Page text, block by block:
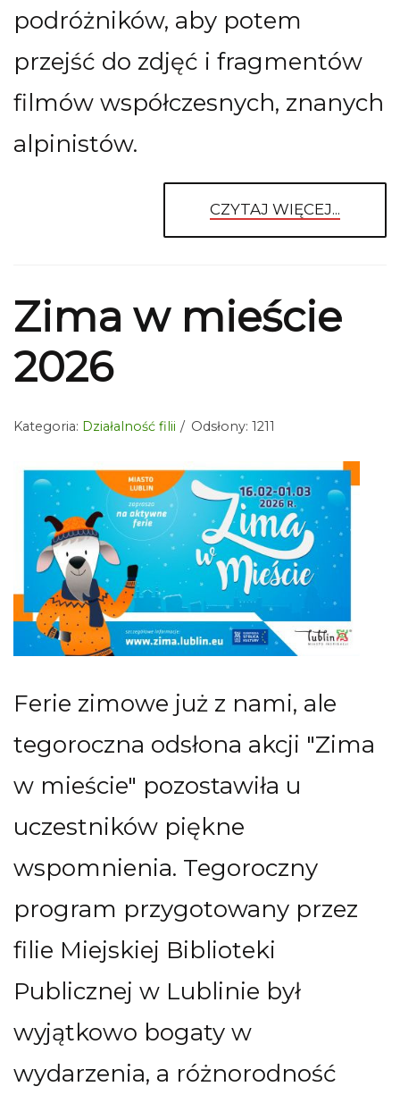
podróżników, aby potem
przejść do zdjęć i fragmentów
filmów współczesnych, znanych
alpinistów.
CZYTAJ WIĘCEJ...
Zima w mieście
2026
Kategoria: Działalność filii Odsłony: 1211
Ferie zimowe już z nami, ale
tegoroczna odsłona akcji "Zima
w mieście" pozostawiła u
uczestników piękne
wspomnienia. Tegoroczny
program przygotowany przez
filie Miejskiej Biblioteki
Publicznej w Lublinie był
wyjątkowo bogaty w
wydarzenia, a różnorodność